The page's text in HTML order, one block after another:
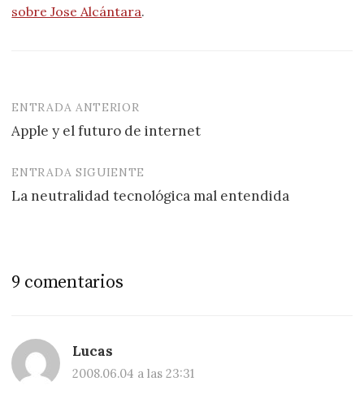
sobre Jose Alcántara.
Navegación
de
entradas
ENTRADA ANTERIOR
Apple y el futuro de internet
ENTRADA SIGUIENTE
La neutralidad tecnológica mal entendida
9 comentarios
Lucas
2008.06.04 a las 23:31